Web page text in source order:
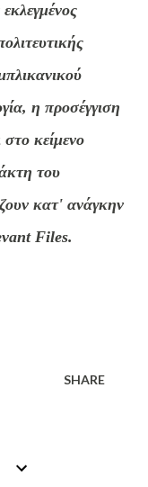
η προσέγγιση
κείμενο
του
κατ' ανάγκην
Files.
SHARE